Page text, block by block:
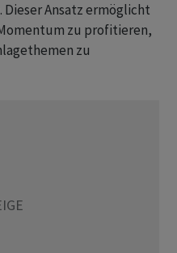
Ansatz ermöglicht
zu profitieren,
zu